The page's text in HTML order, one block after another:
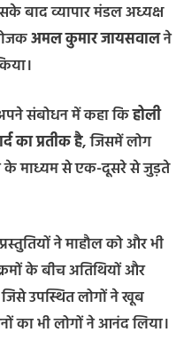
बाद व्यापार मंडल अध्यक्ष
अमल कुमार जायसवालने
संबोधन में कहा किहोली
का प्रतीक है, जिसमें लोग
के माध्यम से एक-दूसरे से जुड़ते
ने माहौल को और भी
के बीच अतिथियों और
उपस्थित लोगों ने खूब
का भी लोगों ने आनंद लिया।